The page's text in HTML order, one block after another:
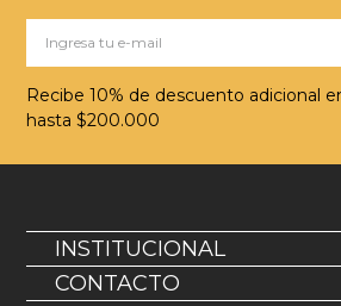
Recibe 10% de descuento adicional
hasta $200.000
INSTITUCIONAL
Sobre Nosotros
CONTACTO